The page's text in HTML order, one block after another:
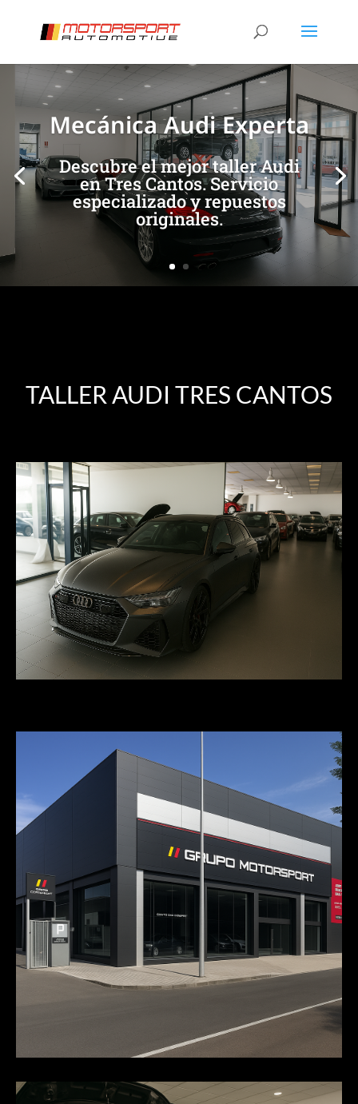
Mecánica Audi Experta
Descubre el mejor taller Audi
en Tres Cantos. Servicio
especializado y repuestos
originales.
[/et_pb_slide][/et_pb_slide]
TALLER AUDI TRES CANTOS